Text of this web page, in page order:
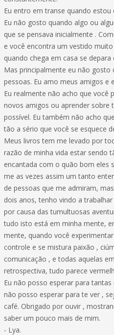
Eu entro em transe quando
Eu não gosto quando algo ou
que se pensava inicialmente .
e você encontra um vestido
quando chega em casa se
Mas principalmente eu não
pessoas. Eu amo meus amigos e
Eu realmente não acho que você
novos amigos ou aprender sobre
possível. Eu também não acho
tão a sério que você se esquece
Meus livros tem me levado por
razão de minha vida estar sendo
encantada com o quão bom eles
me as vezes assim um tanto
de pessoas que me admiram,
dois anos, tenho vindo a
por causa das tumultuosas
tudo isto está em minha mente,
mente, quando você
controle e se mistura paixão ,
comunicação , e todas aquelas
retrospectiva, tudo parece
Eu não posso esperar para
não posso esperar para te ver ,
café. Obrigado por ouvir ,
saber um pouco mais de mim.
- Lya.